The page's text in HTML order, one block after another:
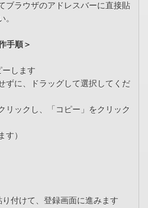
ブラウザのアドレスバーに直接貼
。
手順＞
します
ずに、ドラッグして選択してくだ
リックし、「コピー」をクリック
す）
付けて、登録画面に進みます